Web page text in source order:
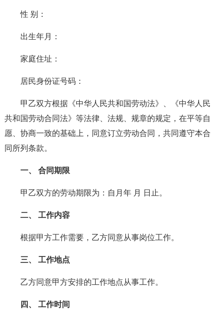
性 别：
出生年月：
家庭住址：
居民身份证号码：
甲乙双方根据《中华人民共和国劳动法》、《中华人民
共和国劳动合同法》等法律、法规、规章的规定，在平等自
愿、协商一致的基础上，同意订立劳动合同，共同遵守本合
同所列条款。
一、 合同期限
甲乙双方的劳动期限为：自月年 月 日止。
二、 工作内容
根据甲方工作需要，乙方同意从事岗位工作。
三、 工作地点
乙方同意甲方安排的工作地点从事工作。
四、 工作时间